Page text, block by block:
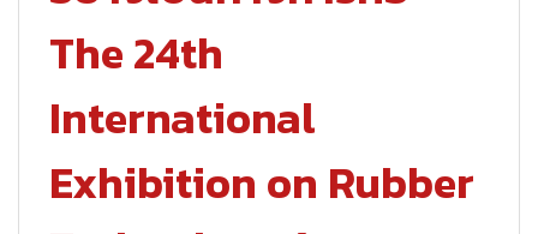
The 24th
International
Exhibition on Rubber